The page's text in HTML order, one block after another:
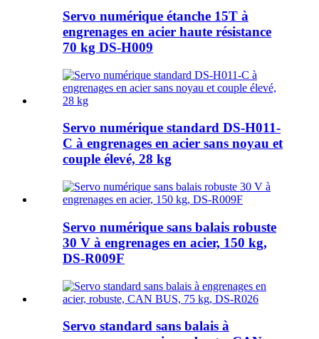
Servo numérique étanche 15T à
engrenages en acier haute résistance
70 kg DS-H009
Servo numérique standard DS-H011-
C à engrenages en acier sans noyau et
couple élevé, 28 kg
Servo numérique sans balais robuste
30 V à engrenages en acier, 150 kg,
DS-R009F
Servo standard sans balais à